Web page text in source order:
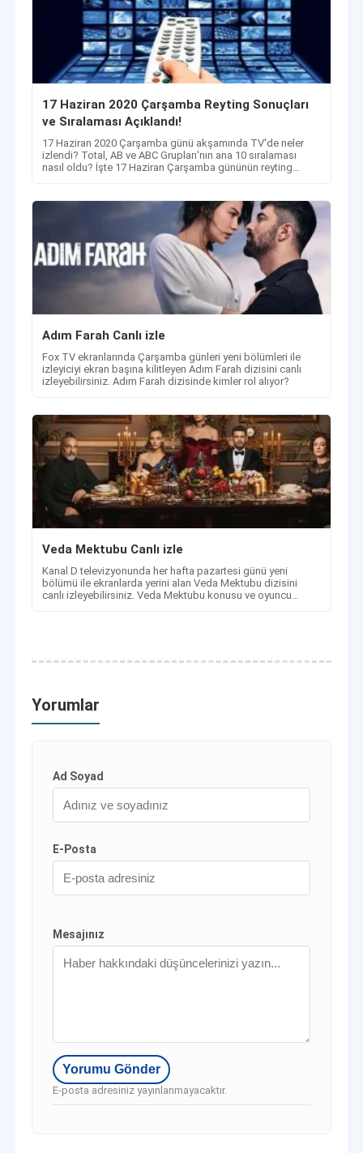
17 Haziran 2020 Çarşamba Reyting Sonuçları
ve Sıralaması Açıklandı!
​​​​​​​17 Haziran 2020 Çarşamba günü akşamında TV'de neler
izlendi? Total, AB ve ABC Grupları'nın ana 10 sıralaması
nasıl oldu? İşte 17 Haziran Çarşamba gününün reyting
Adım Farah Canlı izle
Fox TV ekranlarında Çarşamba günleri yeni bölümleri ile
izleyiciyi ekran başına kilitleyen Adım Farah dizisini canlı
izleyebilirsiniz. Adım Farah dizisinde kimler rol alıyor?
Veda Mektubu Canlı izle
Kanal D televizyonunda her hafta pazartesi günü yeni
bölümü ile ekranlarda yerini alan Veda Mektubu dizisini
canlı izleyebilirsiniz. Veda Mektubu konusu ve oyuncu
Yorumlar
Ad Soyad
E-Posta
Mesajınız
E-posta adresiniz yayınlanmayacaktır.